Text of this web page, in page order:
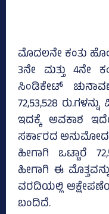
ಮೊದಲನೇ ಕಂತು
3ನೇ ಮತ್ತು 4ನೇ
ಸಿಂಡಿಕೇಟ್‌
72,53,528
ಇದಕ್ಕೆ ಅವಕಾಶ
ಸರ್ಕಾರದ
ಹೀಗಾಗಿ ಒಟ್ಟಾರೆ
ಹೀಗಾಗಿ ಈ
ವರದಿಯಲ್ಲಿ
ಬಂದಿದೆ.